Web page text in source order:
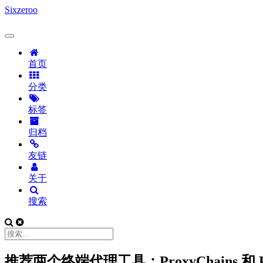
Sixzeroo
首页
分类
标签
归档
友链
关于
搜索